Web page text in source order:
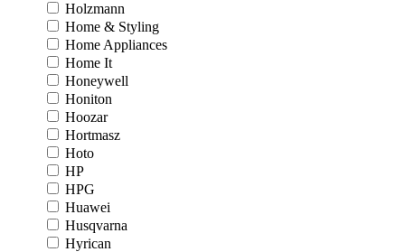
Holzmann
Home & Styling
Home Appliances
Home It
Honeywell
Honiton
Hoozar
Hortmasz
Hoto
HP
HPG
Huawei
Husqvarna
Hyrican